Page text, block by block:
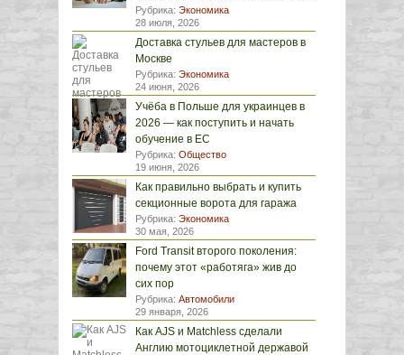
Рубрика: Экономика
28 июля, 2026
Доставка стульев для мастеров в
Москве
Рубрика: Экономика
24 июня, 2026
Учёба в Польше для украинцев в
2026 — как поступить и начать
обучение в ЕС
Рубрика: Общество
19 июня, 2026
Как правильно выбрать и купить
секционные ворота для гаража
Рубрика: Экономика
30 мая, 2026
Ford Transit второго поколения:
почему этот «работяга» жив до
сих пор
Рубрика: Автомобили
29 января, 2026
Как AJS и Matchless сделали
Англию мотоциклетной державой